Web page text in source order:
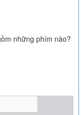
những phím nào?